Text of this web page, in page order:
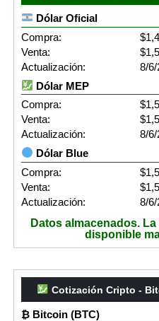
Dólar Oficial
Compra:
Venta:
Actualización:
8/
Dólar MEP
Compra:
Venta:
Actualización:
8/
Dólar Blue
Compra:
Venta:
Actualización:
8/
Datos almacenados.
disponible
Cotización Cripto -
₿ Bitcoin (BTC)